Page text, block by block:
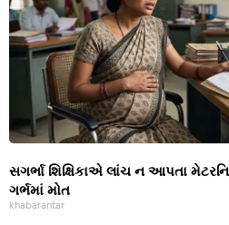
સગર્ભા શિક્ષિકાએ લાંચ ન આપતા
ગર્ભમાં મોત
khabarantar